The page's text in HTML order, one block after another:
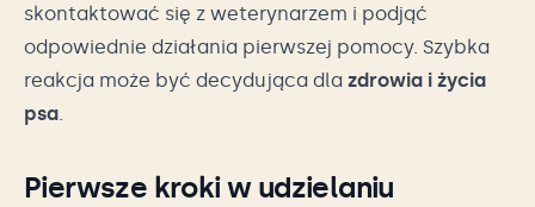
skontaktować się z weterynarzem i podjąć
odpowiednie działania pierwszej pomocy. Szybka
reakcja może być decydująca dla zdrowia i życia
psa.
Pierwsze kroki w udzielaniu